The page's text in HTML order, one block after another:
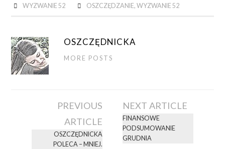
WYZWANIE 52 OSZCZĘDZANIE, WYZWANIE 52
OSZCZĘDNICKA
MORE POSTS
navigation
PREVIOUS
ARTICLE
OSZCZĘDNICKA
POLECA – MNIEJ.
NEXT ARTICLE
FINANSOWE
PODSUMOWANIE
GRUDNIA